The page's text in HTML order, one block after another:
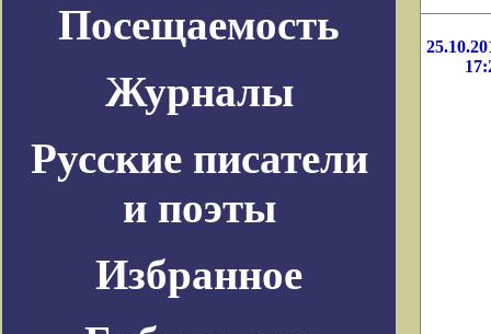
Посещаемость
Журналы
Русские писатели
и поэты
Избранное